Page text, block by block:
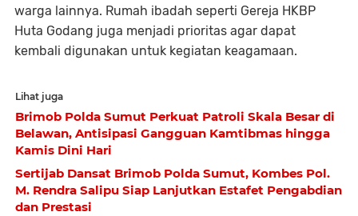
warga lainnya. Rumah ibadah seperti Gereja HKBP
Huta Godang juga menjadi prioritas agar dapat
kembali digunakan untuk kegiatan keagamaan.
Lihat juga
Brimob Polda Sumut Perkuat Patroli Skala Besar di
Belawan, Antisipasi Gangguan Kamtibmas hingga
Kamis Dini Hari
Sertijab Dansat Brimob Polda Sumut, Kombes Pol.
M. Rendra Salipu Siap Lanjutkan Estafet Pengabdian
dan Prestasi